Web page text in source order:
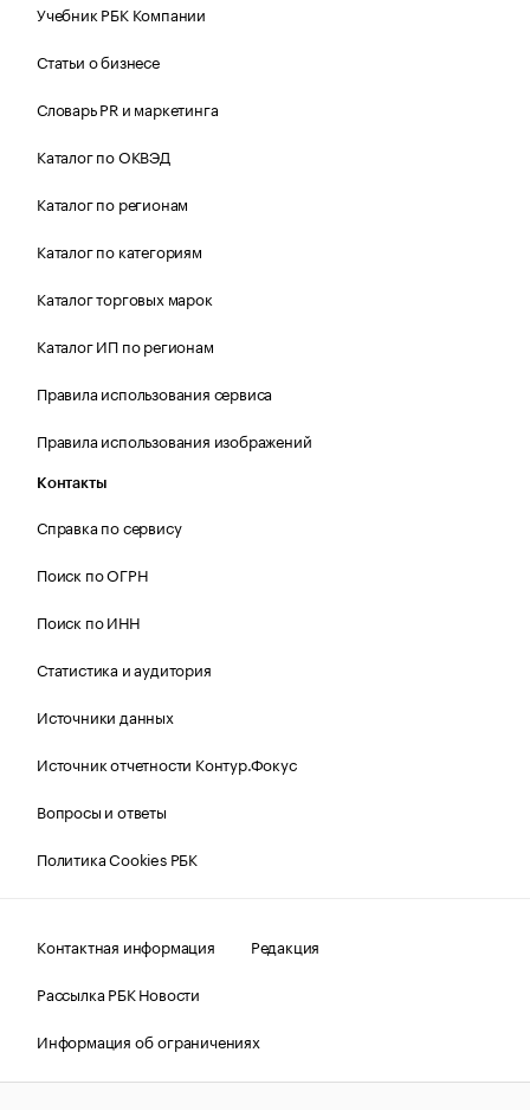
Учебник РБК Компании
Статьи о бизнесе
Словарь PR и маркетинга
Каталог по ОКВЭД
Каталог по регионам
Каталог по категориям
Каталог торговых марок
Каталог ИП по регионам
Правила использования сервиса
Правила использования изображений
Контакты
Справка по сервису
Поиск по ОГРН
Поиск по ИНН
Статистика и аудитория
Источники данных
Источник отчетности Контур.Фокус
Вопросы и ответы
Политика Cookies РБК
Контактная информация
Редакция
Рассылка РБК Новости
Информация об ограничениях
Правовая информация
О соблюдении авторских прав